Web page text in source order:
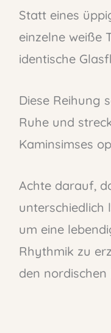
Statt eines
einzelne weiße
identische
Diese Reihung
Ruhe und
Kaminsimses
Achte darauf,
unterschiedlich
um eine
Rhythmik zu
den nordischen